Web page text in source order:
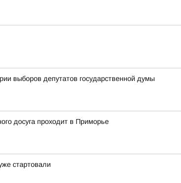
выборов депутатов государственной думы
досуга проходит в Приморье
стартовали